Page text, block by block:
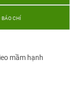
BÁO CHÍ
mầm hạnh